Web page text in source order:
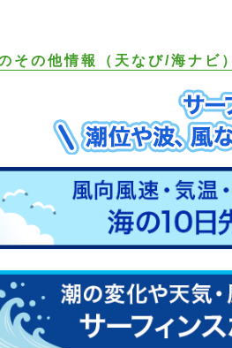
その他情報（天なび/海ナビ）